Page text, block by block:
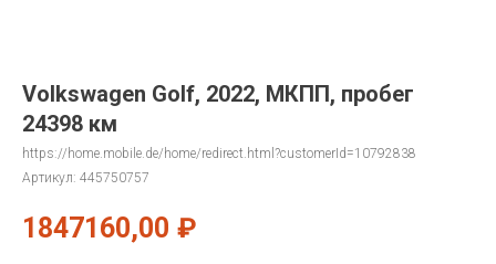
Volkswagen Golf, 2022, МКПП, пробег
24398 км
https://home.mobile.de/home/redirect.html?customerId=10792838
Артикул: 445750757
1847160,00 ₽